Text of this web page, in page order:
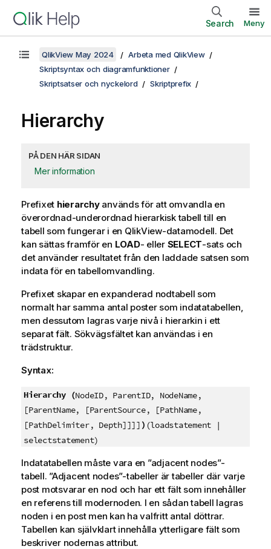
Search Meny
QlikView May 2024
Arbeta med QlikView
Skriptsyntax och diagramfunktioner
Skriptsatser och nyckelord
Skriptprefix
Hierarchy
PÅ DEN HÄR SIDAN
Mer information
Prefixet hierarchyanvänds för att omvandla en
överordnad-underordnad hierarkisk tabell till en
tabell som fungerar i en QlikView-datamodell. Det
kan sättas framför en LOAD- eller SELECT-sats och
det använder resultatet från den laddade satsen som
indata för en tabellomvandling.
Prefixet skapar en expanderad nodtabell som
normalt har samma antal poster som indatatabellen,
men dessutom lagras varje nivå i hierarkin i ett
separat fält. Sökvägsfältet kan användas i en
trädstruktur.
Syntax:
Hierarchy (NodeID, ParentID, NodeName,
[ParentName, [ParentSource, [PathName,
[PathDelimiter, Depth]]]] ) (loadstatement |
selectstatement)
Indatatabellen måste vara en ”adjacent nodes”-
tabell. ”Adjacent nodes”-tabeller är tabeller där varje
post motsvarar en nod och har ett fält som innehåller
en referens till modernoden. I en sådan tabell lagras
noden i en post men kan ha valfritt antal döttrar.
Tabellen kan självklart innehålla ytterligare fält som
beskriver nodernas attribut.